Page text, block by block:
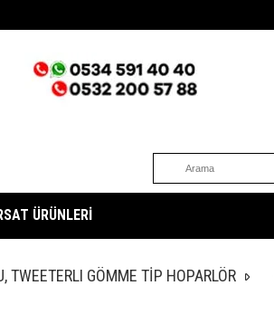
ÜRÜNLERİ
TWEETERLI GÖMME TİP HOPARLÖR